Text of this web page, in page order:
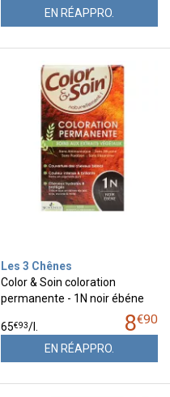
EN RÉAPPRO.
Les 3 Chênes
Color & Soin coloration
permanente - 1N noir ébéne
8€90
65€93/
EN RÉAPPRO.